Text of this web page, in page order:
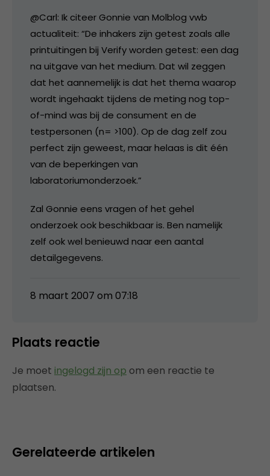
@Carl: Ik citeer Gonnie van Molblog vwb
actualiteit: “De inhakers zijn getest zoals alle
printuitingen bij Verify worden getest: een dag
na uitgave van het medium. Dat wil zeggen
dat het aannemelijk is dat het thema waarop
wordt ingehaakt tijdens de meting nog top-
of-mind was bij de consument en de
testpersonen (n= >100). Op de dag zelf zou
perfect zijn geweest, maar helaas is dit één
van de beperkingen van
laboratoriumonderzoek.”
Zal Gonnie eens vragen of het gehel
onderzoek ook beschikbaar is. Ben namelijk
zelf ook wel benieuwd naar een aantal
detailgegevens.
8 maart 2007 om 07:18
Plaats reactie
Je moet ingelogd zijn op om een reactie te
plaatsen.
Gerelateerde artikelen